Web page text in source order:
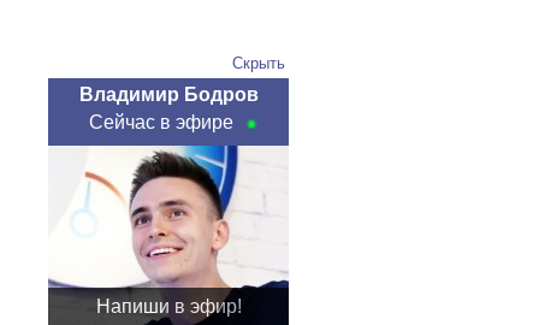
Скрыть
Владимир Бодров
Сейчас в эфире
Напиши в эфир!